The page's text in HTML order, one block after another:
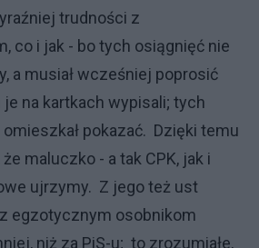
trudności z
co i jak - bo tych osiągnięć nie
a musiał wcześniej poprosić
na kartkach wypisali; tych
pokazać. Dzięki temu
maluczko - a tak CPK, jak i
ujrzymy. Z jego też ust
egzotycznym osobnikom
niż za PiS-u; to zrozumiałe,